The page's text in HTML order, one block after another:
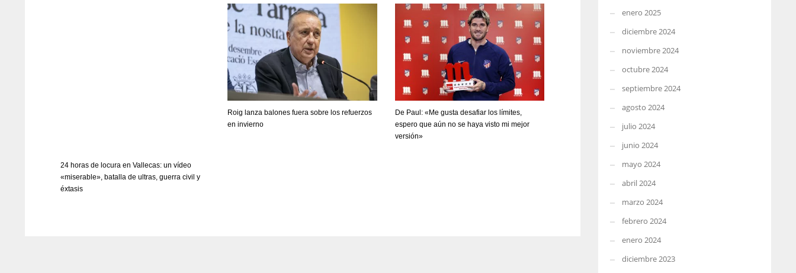
24 horas de locura en Vallecas: un vídeo
«miserable», batalla de ultras, guerra civil y
éxtasis
Roig lanza balones fuera sobre los refuerzos
en invierno
De Paul: «Me gusta desafiar los límites,
espero que aún no se haya visto mi mejor
versión»
enero 2025
diciembre 2024
noviembre 2024
octubre 2024
septiembre 2024
agosto 2024
julio 2024
junio 2024
mayo 2024
abril 2024
marzo 2024
febrero 2024
enero 2024
diciembre 2023